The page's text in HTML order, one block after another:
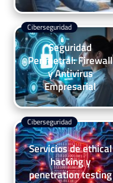
Seguridad
Perimetral: Firewall
y Antivirus
Empresarial
Ciberseguridad
Servicios de ethical
hacking y
penetration testing
Ciberseguridad